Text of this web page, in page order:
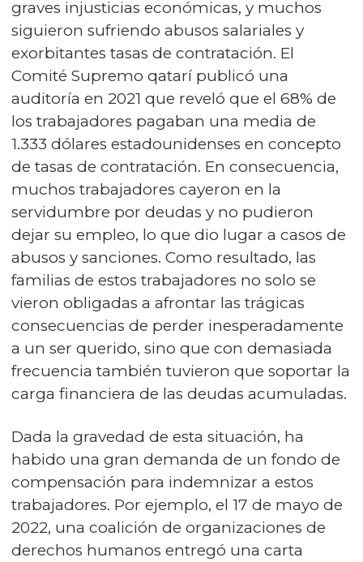
graves injusticias económicas, y muchos
siguieron sufriendo abusos salariales y
exorbitantes tasas de contratación. El
Comité Supremo qatarí publicó una
auditoría en 2021 que reveló que el 68% de
los trabajadores pagaban una media de
1.333 dólares estadounidenses en concepto
de tasas de contratación. En consecuencia,
muchos trabajadores cayeron en la
servidumbre por deudas y no pudieron
dejar su empleo, lo que dio lugar a casos de
abusos y sanciones. Como resultado, las
familias de estos trabajadores no solo se
vieron obligadas a afrontar las trágicas
consecuencias de perder inesperadamente
a un ser querido, sino que con demasiada
frecuencia también tuvieron que soportar la
carga financiera de las deudas acumuladas.
Dada la gravedad de esta situación, ha
habido una gran demanda de un fondo de
compensación para indemnizar a estos
trabajadores. Por ejemplo, el 17 de mayo de
2022, una coalición de organizaciones de
derechos humanos entregó una carta